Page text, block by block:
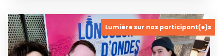
Lumière sur nos participant(e)s